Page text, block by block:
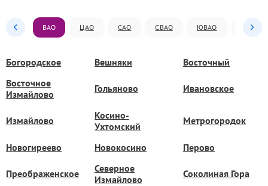
ВАО ЦАО САО СВАО ЮВАО ЮАО
Богородское Вешняки
Восточный
Восточное
Измайлово
Гольяново Ивановское
Измайлово
Косино-
Ухтомский
Метрогородок
Новогиреево Новокосино Перово
Преображенское
Северное
Измайлово
Соколиная Гора